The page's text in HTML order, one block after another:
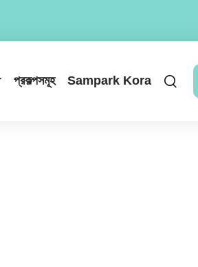
প্রকল্পসমূহ Sampark Kora